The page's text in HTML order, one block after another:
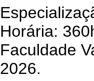
Horária:
Faculdade
2026.